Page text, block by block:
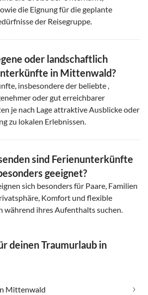
die Eignung für die geplante
der Reisegruppe.
oder landschaftlich
in Mittenwald?
insbesondere der beliebte ,
oder gut erreichbarer
je nach Lage attraktive Ausblicke oder
zu lokalen Erlebnissen.
sind Ferienunterkünfte
geeignet?
sich besonders für Paare, Familien
Komfort und flexible
während ihres Aufenthalts suchen.
deinen Traumurlaub in
Mittenwald